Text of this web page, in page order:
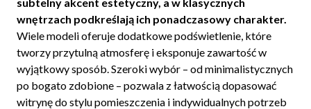
wnętrzach podkreślają ich ponadczasowy charakter.
Wiele modeli oferuje dodatkowe podświetlenie, które
tworzy przytulną atmosferę i eksponuje zawartość w
wyjątkowy sposób. Szeroki wybór – od minimalistycznych
po bogato zdobione – pozwala z łatwością dopasować
witrynę do stylu pomieszczenia i indywidualnych potrzeb